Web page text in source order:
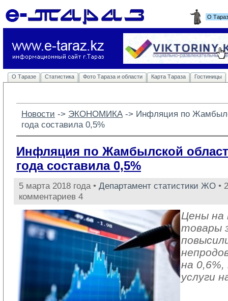
О
О Таразе Статистика Фото Тараза и области Карта Тараза Гостиницы
Новости -> ЭКОНОМИКА -> Инфляция по
года составила 0,5%
Инфляция по Жамбылской
года составила 0,5%
5 марта 2018 года • Департамент статистики ЖО •
комментариев 4
Цены на
товары
на
услуги